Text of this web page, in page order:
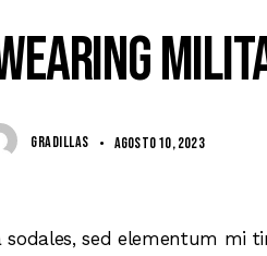
GRADILLAS agosto 10, 2023
sed elementum mi